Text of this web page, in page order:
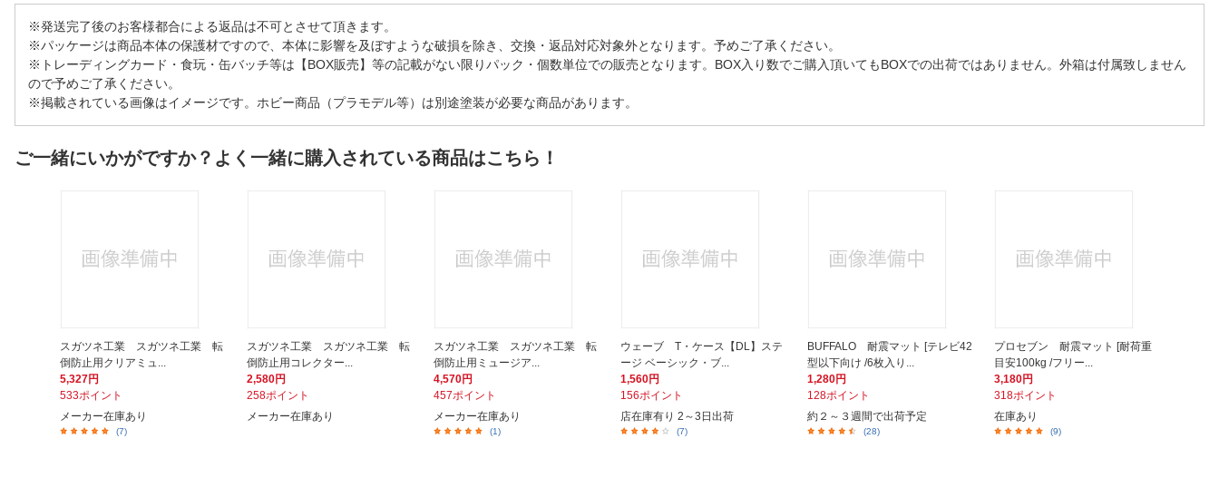
※発送完了後のお客様都合による返品は不可とさせて頂きます。
※パッケージは商品本体の保護材ですので、本体に影響を及ぼすような破損を除き、交換・返品対応対象外となります。予めご了承ください。
※トレーディングカード・食玩・缶バッチ等は【BOX販売】等の記載がない限りパック・個数単位での販売となります。BOX入り数でご購入頂いてもBOXでの出荷ではありません。外箱は付属致しません
ので予めご了承ください。
※掲載されている画像はイメージです。ホビー商品（プラモデル等）は別途塗装が必要な商品があります。
ご一緒にいかがですか？よく一緒に購入されている商品はこちら！
スガツネ工業 スガツネ工業 転
倒防止用クリアミュ...
5,327円
533ポイント
メーカー在庫あり
(7)
スガツネ工業 スガツネ工業 転
倒防止用コレクター...
2,580円
258ポイント
メーカー在庫あり
スガツネ工業 スガツネ工業 転
倒防止用ミュージア...
4,570円
457ポイント
メーカー在庫あり
(1)
ウェーブ T・ケース【DL】ステ
ージ ベーシック・ブ...
1,560円
156ポイント
店在庫有り 2～3日出荷
(7)
BUFFALO 耐震マット [テレビ42
型以下向け /6枚入り...
1,280円
128ポイント
約２～３週間で出荷予定
(28)
プロセブン 耐震マット [耐荷重
目安100kg /フリー...
3,180円
318ポイント
在庫あり
(9)